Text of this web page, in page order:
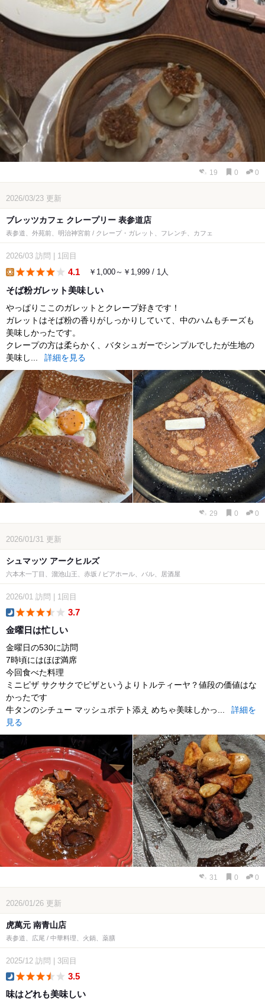
19 0 0
2026/03/23 更新
ブレッツカフェ クレープリー 表参道店
表参道、外苑前、明治神宮前 / クレープ・ガレット、フレンチ、カフェ
2026/03 訪問 1回目
4.1 ￥1,000～￥1,999 / 1人
そば粉ガレット美味しい
やっぱりここのガレットとクレープ好きです！
ガレットはそば粉の香りがしっかりしていて、中のハムもチーズも
美味しかったです。
クレープの方は柔らかく、バタシュガーでシンプルでしたが生地の
美味し...
詳細を見る
29 0 0
2026/01/31 更新
シュマッツ アークヒルズ
六本木一丁目、溜池山王、赤坂 / ビアホール、バル、居酒屋
2026/01 訪問 1回目
3.7
金曜日は忙しい
金曜日の530に訪問
7時頃にはほぼ満席
今回食べた料理
ミニピザ サクサクでピザというよりトルティーヤ？値段の価値はな
かったです
牛タンのシチュー マッシュポテト添え めちゃ美味しかっ...
詳細を
見る
31 0 0
2026/01/26 更新
虎萬元 南青山店
表参道、広尾 / 中華料理、火鍋、薬膳
2025/12 訪問 3回目
3.5
味はどれも美味しい